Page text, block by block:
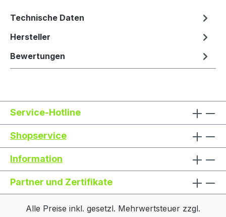
Technische Daten
Hersteller
Bewertungen
Service-Hotline
Shopservice
Information
Partner und Zertifikate
Alle Preise inkl. gesetzl. Mehrwertsteuer zzgl.